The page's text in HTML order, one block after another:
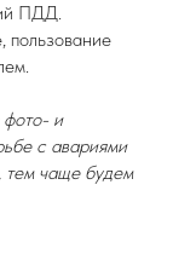
ПДД.
пользование
фото- и
с авариями
тем чаще будем